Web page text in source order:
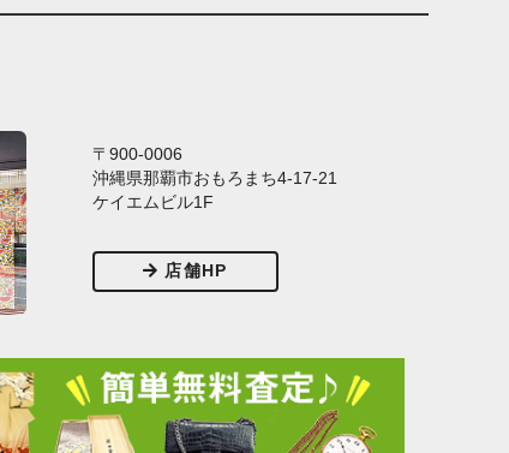
〒900-0006
沖縄県那覇市おもろまち4-17-21
ケイエムビル1F
店舗HP